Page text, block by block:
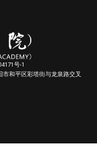
号-1
和平区彩塔街与龙泉路交叉